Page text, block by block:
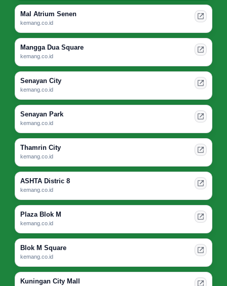
Mal Atrium Senen
kemang.co.id
Mangga Dua Square
kemang.co.id
Senayan City
kemang.co.id
Senayan Park
kemang.co.id
Thamrin City
kemang.co.id
ASHTA Distric 8
kemang.co.id
Plaza Blok M
kemang.co.id
Blok M Square
kemang.co.id
Kuningan City Mall